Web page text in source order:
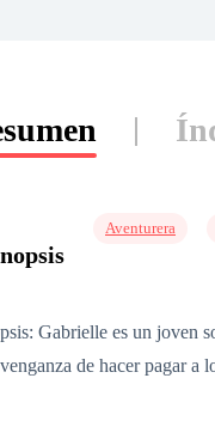
Aventurera
Gabrielle es un joven
de hacer pagar a